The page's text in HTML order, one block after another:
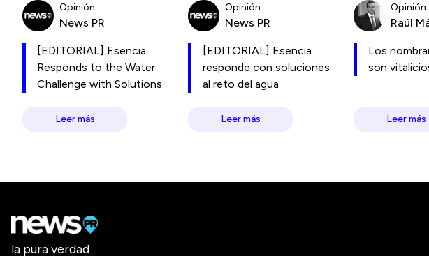
Opinión
News PR
[EDITORIAL] Esencia
Responds to the Water
Challenge with Solutions
Leer más
Opinión
News PR
[EDITORIAL] Esencia
responde con soluciones
al reto del agua
Leer más
Opinión
Raúl
Los
son
Leer más
la pura verdad